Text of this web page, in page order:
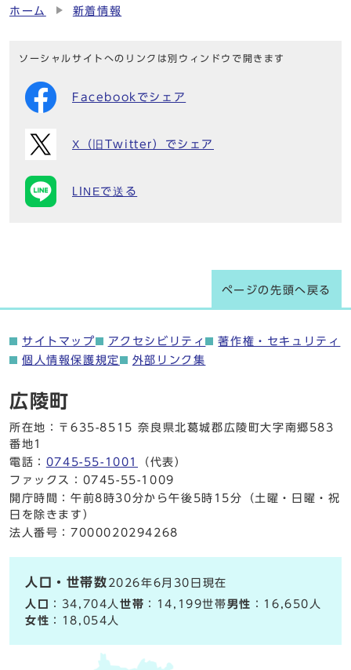
ホーム 新着情報
ソーシャルサイトへのリンクは別ウィンドウで開きます
Facebookでシェア
X（旧Twitter）でシェア
LINEで送る
ページの先頭へ戻る
サイトマップ アクセシビリティ
著作権・セキュリティ
個人情報保護規定
外部リンク集
広陵町
所在地：〒635-8515 奈良県北葛城郡広陵町大字南郷583
番地1
電話： 0745-55-1001
（代表）
ファックス：0745-55-1009
開庁時間：午前8時30分から午後5時15分（土曜・日曜・祝
日を除きます）
法人番号：7000020294268
人口・世帯数 2026年6月30日現在
人口
：34,704人世帯 ：14,199世帯男性 ：16,650人
女性 ：18,054人